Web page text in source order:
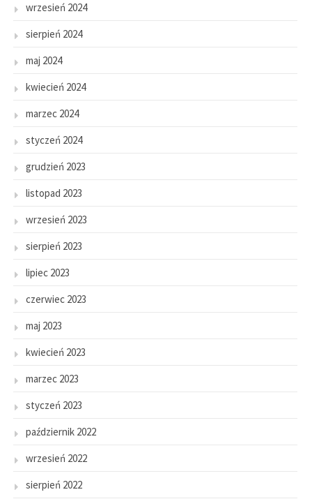
wrzesień 2024
sierpień 2024
maj 2024
kwiecień 2024
marzec 2024
styczeń 2024
grudzień 2023
listopad 2023
wrzesień 2023
sierpień 2023
lipiec 2023
czerwiec 2023
maj 2023
kwiecień 2023
marzec 2023
styczeń 2023
październik 2022
wrzesień 2022
sierpień 2022